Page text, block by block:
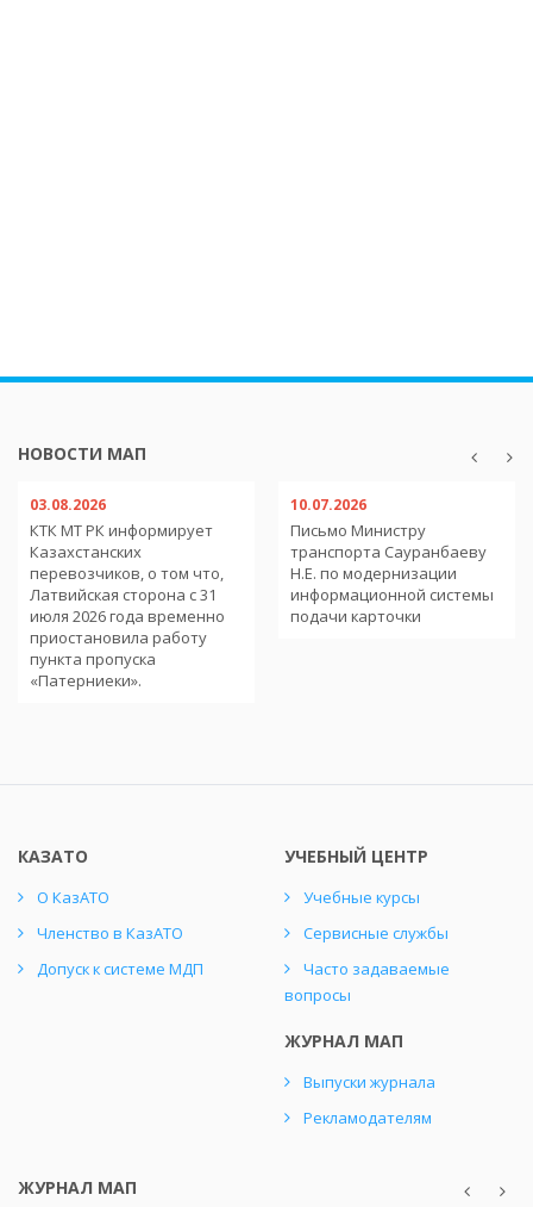
НОВОСТИ МАП
03.08.2026
КТК МТ РК информирует
Казахстанских
перевозчиков, о том что,
Латвийская сторона с 31
июля 2026 года временно
приостановила работу
пункта пропуска
«Патерниеки».
10.07.2026
Письмо Министру
транспорта Сауранбаеву
Н.Е. по модернизации
информационной системы
подачи карточки
КАЗАТО
О КазАТО
Членство в КазАТО
Допуск к системе МДП
УЧЕБНЫЙ ЦЕНТР
Учебные курсы
Сервисные службы
Часто задаваемые
вопросы
ЖУРНАЛ МАП
Выпуски журнала
Рекламодателям
ЖУРНАЛ МАП